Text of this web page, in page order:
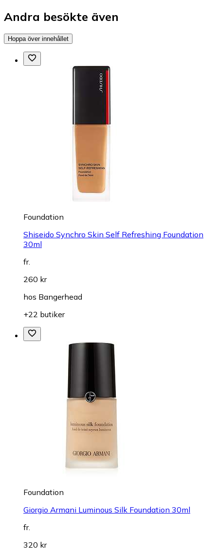
Andra besökte även
Hoppa över innehållet
Foundation
Shiseido Synchro Skin Self Refreshing Foundation
30ml
fr.
260 kr
hos Bangerhead
+22 butiker
Foundation
Giorgio Armani Luminous Silk Foundation 30ml
fr.
320 kr